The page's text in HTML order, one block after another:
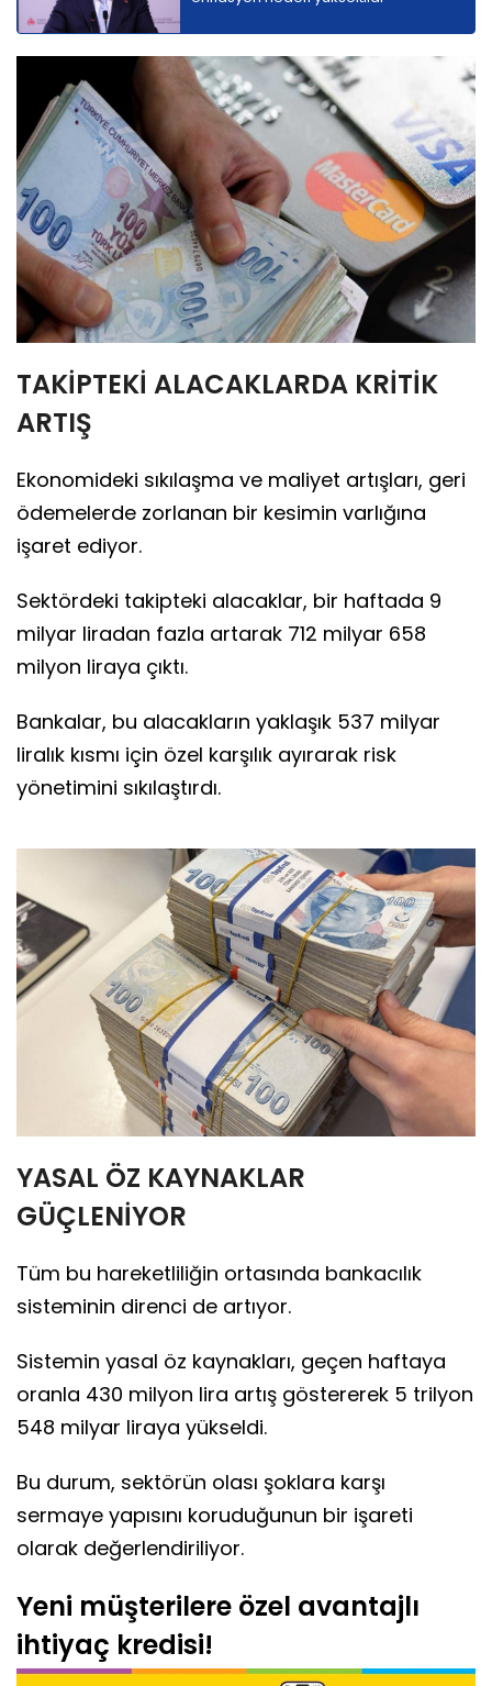
TAKİPTEKİ ALACAKLARDA KRİTİK
ARTIŞ
Ekonomideki sıkılaşma ve maliyet artışları, geri
ödemelerde zorlanan bir kesimin varlığına
işaret ediyor.
Sektördeki takipteki alacaklar, bir haftada 9
milyar liradan fazla artarak 712 milyar 658
milyon liraya çıktı.
Bankalar, bu alacakların yaklaşık 537 milyar
liralık kısmı için özel karşılık ayırarak risk
yönetimini sıkılaştırdı.
YASAL ÖZ KAYNAKLAR
GÜÇLENİYOR
Tüm bu hareketliliğin ortasında bankacılık
sisteminin direnci de artıyor.
Sistemin yasal öz kaynakları, geçen haftaya
oranla 430 milyon lira artış göstererek 5 trilyon
548 milyar liraya yükseldi.
Bu durum, sektörün olası şoklara karşı
sermaye yapısını koruduğunun bir işareti
olarak değerlendiriliyor.
Yeni müşterilere özel avantajlı
ihtiyaç kredisi!